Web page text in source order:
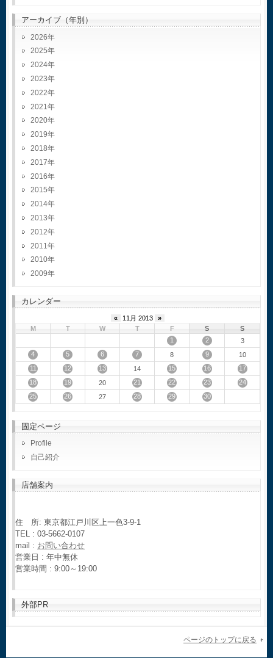
アーカイブ（年別）
2026
2025
2024
2023
2022
2021
2020
2019
2018
2017
2016
2015
2014
2013
2012
2011
2010
2009
カレンダー
« 11月 2013
»
M
T W T F S
S
1
2
3
4
5 6 7 8 9
10
11
12 13 14 15 16
17
18
19 20 21 22 23
24
25
26 27 28 29 30
固定ページ
Profile
自己紹介
店舗案内
住 所: 東京都江戸川区上一色3-9-1
TEL : 03-5662-0107
mail : お問い合わせ
営業日 : 年中無休
営業時間 : 9:00～19:00
外部PR
ページのトップに戻る